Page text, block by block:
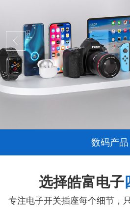
数码产品
选择皓富电子
专注电子开关插座每个细节，